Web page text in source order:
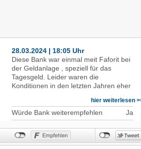
28.03.2024 | 18:05 Uhr
Diese Bank war einmal meit Faforit bei
der Geldanlage , speziell für das
Tagesgeld. Leider waren die
Konditionen in den letzten Jahren eher
wieder mit einem attarktiven Angebot
für die Kunden. Wenn ich mein Kapital
nicht bereits bei einer anderen Bank
angelegt hätte würde ich wieder
wechseln. Störend sind leider nur die
kurzen Lockangebote welche das
hier weiterlesen
Würde Bank weiterempfehlen Ja